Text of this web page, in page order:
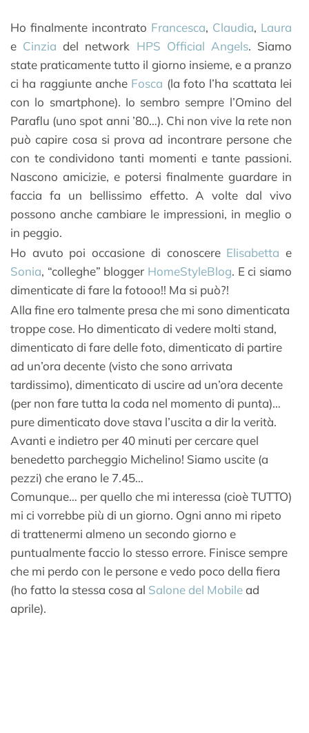
Ho finalmente incontrato Francesca, Claudia, Laura
e Cinziadel network HPS Official Angels. Siamo
state praticamente tutto il giorno insieme, e a pranzo
ci ha raggiunte anche Fosca (la foto l’ha scattata lei
con lo smartphone). Io sembro sempre l’Omino del
Paraflu (uno spot anni ’80…). Chi non vive la rete non
può capire cosa si prova ad incontrare persone che
con te condividono tanti momenti e tante passioni.
Nascono amicizie, e potersi finalmente guardare in
faccia fa un bellissimo effetto. A volte dal vivo
possono anche cambiare le impressioni, in meglio o
in peggio.
Ho avuto poi occasione di conoscere Elisabettae
Sonia, “colleghe” blogger HomeStyleBlog. E ci siamo
dimenticate di fare la fotooo!! Ma si può?!
Alla fine ero talmente presa che mi sono dimenticata
troppe cose. Ho dimenticato di vedere molti stand,
dimenticato di fare delle foto, dimenticato di partire
ad un’ora decente (visto che sono arrivata
tardissimo), dimenticato di uscire ad un’ora decente
(per non fare tutta la coda nel momento di punta)…
pure dimenticato dove stava l’uscita a dir la verità.
Avanti e indietro per 40 minuti per cercare quel
benedetto parcheggio Michelino! Siamo uscite (a
pezzi) che erano le 7.45…
Comunque… per quello che mi interessa (cioè TUTTO)
mi ci vorrebbe più di un giorno. Ogni anno mi ripeto
di trattenermi almeno un secondo giorno e
puntualmente faccio lo stesso errore. Finisce sempre
che mi perdo con le persone e vedo poco della fiera
(ho fatto la stessa cosa al Salone del Mobilead
aprile).